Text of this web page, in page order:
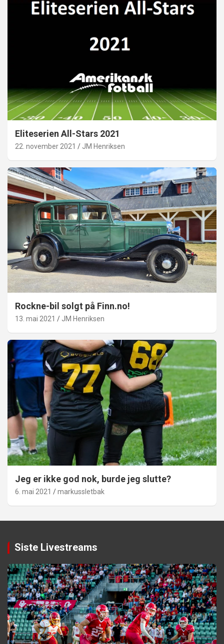
Eliteserien All-Stars 2021
22. november 2021 JM Henriksen
Rockne-bil solgt på Finn.no!
13. mai 2021 JM Henriksen
Jeg er ikke god nok, burde jeg slutte?
6. mai 2021 markussletbak
Siste Livestreams